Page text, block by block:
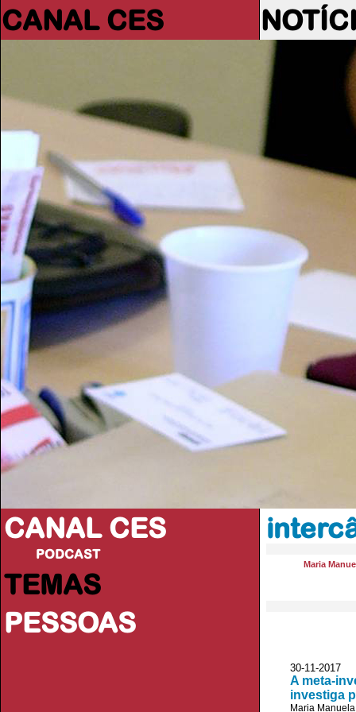
CANAL CES
CANAL CES
PODCAST
TEMAS
PESSOAS
Maria
30-11-
A meta-
investiga
Maria